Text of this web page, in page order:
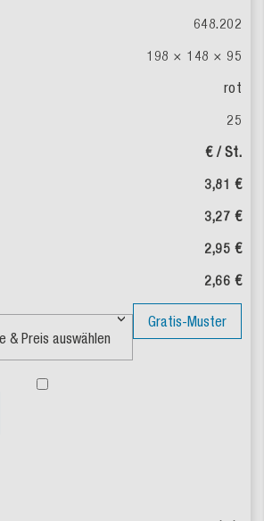
648.202
198 × 148 × 95
rot
25
€ / St.
3,81 €
3,27 €
2,95 €
2,66 €
Gratis-Muster